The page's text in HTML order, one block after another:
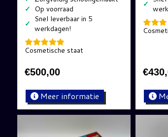
✓
✓
Cosmetische staat
€500,00
Meer informatie
✓
€